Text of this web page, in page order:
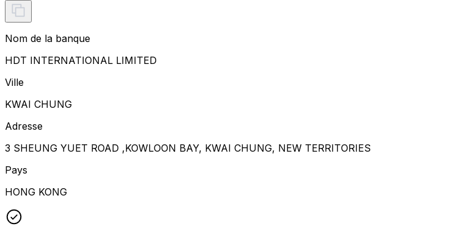
Nom de la banque
HDT INTERNATIONAL LIMITED
Ville
KWAI CHUNG
Adresse
3 SHEUNG YUET ROAD ,KOWLOON BAY, KWAI CHUNG, NEW TERRITORIES
Pays
HONG KONG